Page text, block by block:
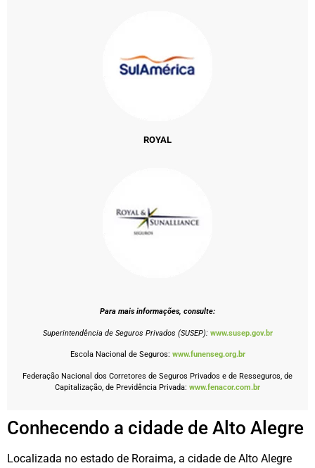
ROYAL
Para mais informações, consulte:
Superintendência de Seguros Privados (SUSEP): www.susep.gov.br
Escola Nacional de Seguros: www.funenseg.org.br
Federação Nacional dos Corretores de Seguros Privados e de Resseguros, de
Capitalização, de Previdência Privada: www.fenacor.com.br
Conhecendo a cidade de Alto Alegre
Localizada no estado de Roraima, a cidade de Alto Alegre